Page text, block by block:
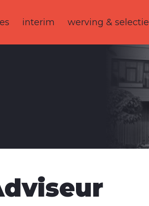
interim werving & selectie